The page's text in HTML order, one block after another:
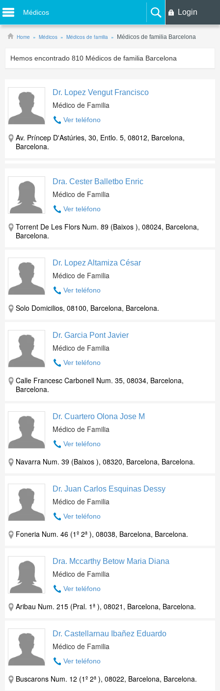
Médicos Login
Home Médicos Médicos de familia Médicos de familia Barcelona
Hemos encontrado 810 Médicos de familia Barcelona
Dr. Lopez Vengut Francisco
Médico de Familia
Ver teléfono
Av. Príncep D'Astúries, 30, Entlo. 5, 08012, Barcelona,
Barcelona.
Dra. Cester Balletbo Enric
Médico de Familia
Ver teléfono
Torrent De Les Flors Num. 89 (Baixos ), 08024, Barcelona,
Barcelona.
Dr. Lopez Altamiza César
Médico de Familia
Ver teléfono
Solo Domicilios, 08100, Barcelona, Barcelona.
Dr. Garcia Pont Javier
Médico de Familia
Ver teléfono
Calle Francesc Carbonell Num. 35, 08034, Barcelona,
Barcelona.
Dr. Cuartero Olona Jose M
Médico de Familia
Ver teléfono
Navarra Num. 39 (Baixos ), 08320, Barcelona, Barcelona.
Dr. Juan Carlos Esquinas Dessy
Médico de Familia
Ver teléfono
Foneria Num. 46 (1º 2ª ), 08038, Barcelona, Barcelona.
Dra. Mccarthy Betow Maria Diana
Médico de Familia
Ver teléfono
Aribau Num. 215 (Pral. 1ª ), 08021, Barcelona, Barcelona.
Dr. Castellarnau Ibañez Eduardo
Médico de Familia
Ver teléfono
Buscarons Num. 12 (1º 2ª ), 08022, Barcelona, Barcelona.